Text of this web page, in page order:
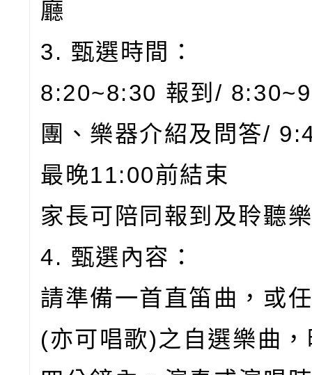
廳
3. 甄選時間：
8:20~8:30 報到/
團、樂器介紹及問答/
最晚11:00前結束
家長可陪同報到及聆聽
4. 甄選內容：
請準備一首直笛曲，或
(亦可唱歌)之自選樂曲